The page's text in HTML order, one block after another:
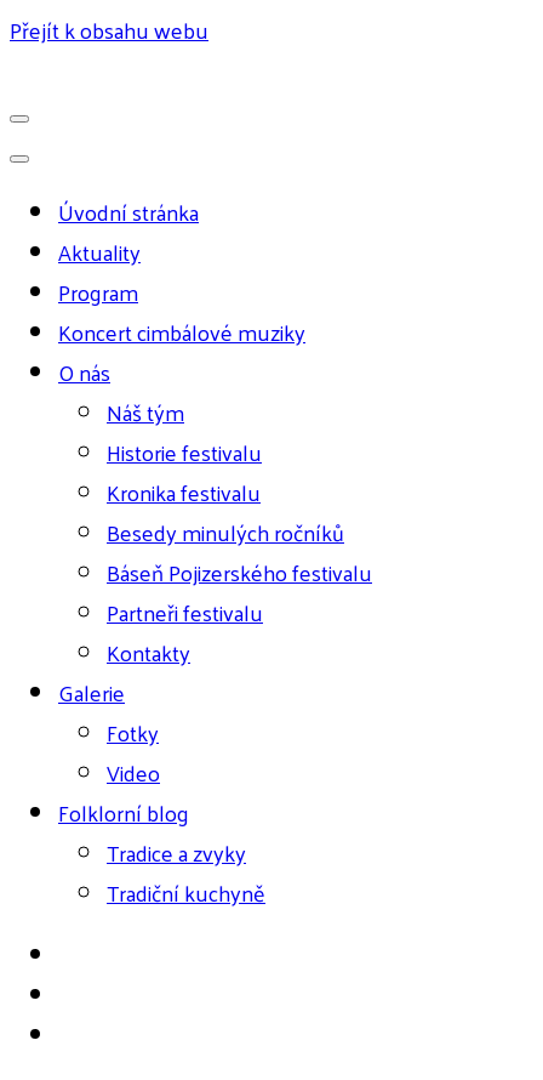
Přejít k obsahu webu
Úvodní stránka
Aktuality
Program
Koncert cimbálové muziky
O nás
Náš tým
Historie festivalu
Kronika festivalu
Besedy minulých ročníků
Báseň Pojizerského festivalu
Partneři festivalu
Kontakty
Galerie
Fotky
Video
Folklorní blog
Tradice a zvyky
Tradiční kuchyně